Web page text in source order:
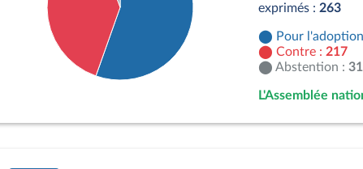
Contre : 217 députés
exprimés : 263
Pour
Contre : 217
Abstention : 31
L'Assemblée